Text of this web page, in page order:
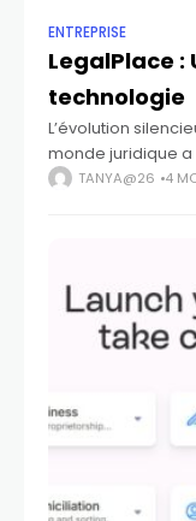
ENTREPRISE
LegalPlace
technologie
L’évolution
monde juridique
univers figé, régi
TANYA@26 4